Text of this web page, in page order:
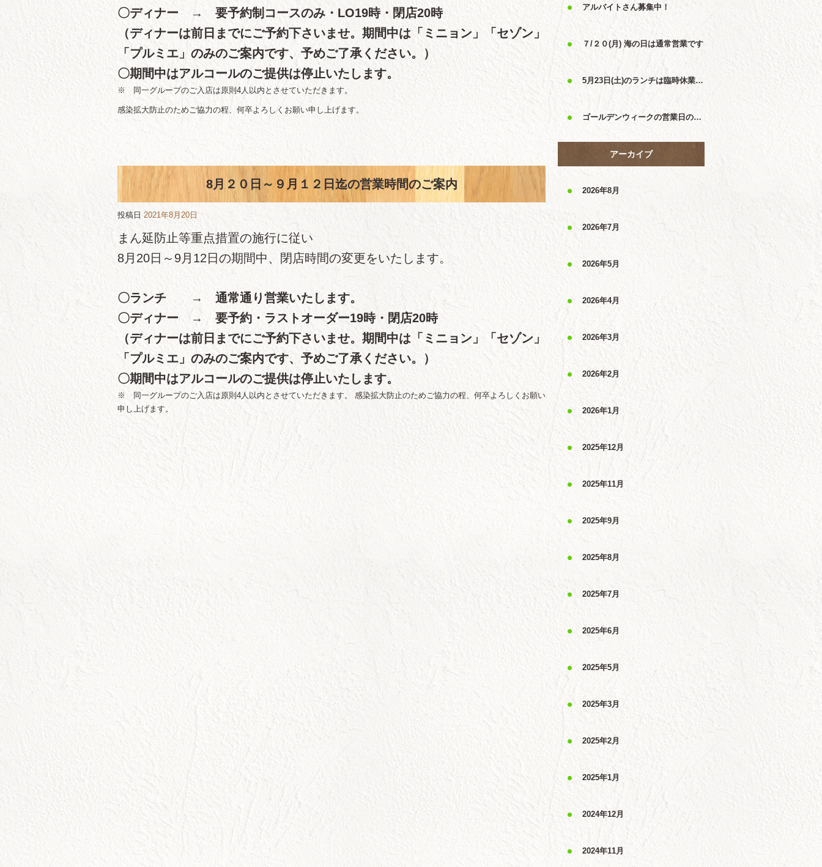
〇ディナー → 要予約制コースのみ・LO19時・閉店20時
（ディナーは前日までにご予約下さいませ。期間中は「ミニョン」「セゾン」
「プルミエ」のみのご案内です、予めご了承ください。）
〇期間中はアルコールのご提供は停止いたします。
※ 同一グループのご入店は原則4人以内とさせていただきます。
感染拡大防止のためご協力の程、何卒よろしくお願い申し上げます。
8月２０日～９月１２日迄の営業時間のご案内
投稿日 2021年8月20日
まん延防止等重点措置の施行に従い
8月20日～9月12日の期間中、閉店時間の変更をいたします。
〇ランチ → 通常通り営業いたします。
〇ディナー → 要予約・ラストオーダー19時・閉店20時
（ディナーは前日までにご予約下さいませ。期間中は「ミニョン」「セゾン」
「プルミエ」のみのご案内です、予めご了承ください。）
〇期間中はアルコールのご提供は停止いたします。
※ 同一グループのご入店は原則4人以内とさせていただきます。 感染拡大防止のためご協力の程、何卒よろしくお願い
申し上げます。
アルバイトさん募集中！
７/２０(月) 海の日は通常営業です
5月23日(土)のランチは臨時休業です
ゴールデンウィークの営業日のおしらせ
アーカイブ
2026年8月
2026年7月
2026年5月
2026年4月
2026年3月
2026年2月
2026年1月
2025年12月
2025年11月
2025年9月
2025年8月
2025年7月
2025年6月
2025年5月
2025年3月
2025年2月
2025年1月
2024年12月
2024年11月